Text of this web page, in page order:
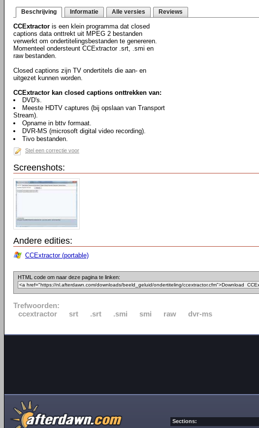
Beschrijving Informatie Alle versies Reviews
CCExtractor is een klein programma dat closed
captions data onttrekt uit MPEG 2 bestanden
verwerkt om ondertitelingsbestanden te genereren.
Momenteel ondersteunt CCExtractor .srt, .smi en
raw bestanden.
Closed captions zijn TV ondertitels die aan- en
uitgezet kunnen worden.
CCExtractor kan closed captions onttrekken van:
DVD's.
Meeste HDTV captures (bij opslaan van Transport
Stream).
Opname in bttv formaat.
DVR-MS (microsoft digital video recording).
Tivo bestanden.
Stel een correctie voor
Screenshots:
Andere edities:
CCExtractor (portable)
HTML code om naar deze pagina te linken:
Trefwoorden:
ccextractor
srt .srt .smi smi raw dvr-ms
Sections: